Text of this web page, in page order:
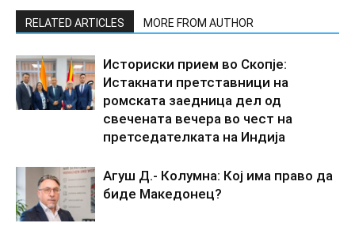
RELATED ARTICLES MORE FROM AUTHOR
Историски прием во Скопје:
Истакнати претставници на
ромската заедница дел од
свечената вечера во чест на
претседателката на Индија
Агуш Д.- Колумна: Кој има право да
биде Македонец?